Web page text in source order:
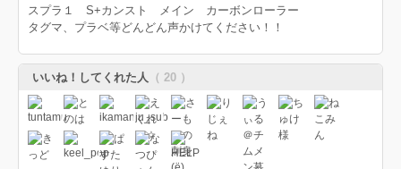
スプラ１ S+カンスト メイン カーボンローラー
タグマ、プラベ等どんどん声かけてください！！
いいね！してくれた人 （ 20 ）